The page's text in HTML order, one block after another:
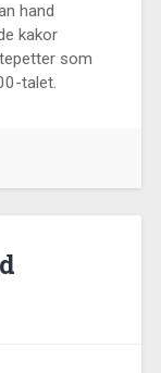
hand
kakor
som
talet.